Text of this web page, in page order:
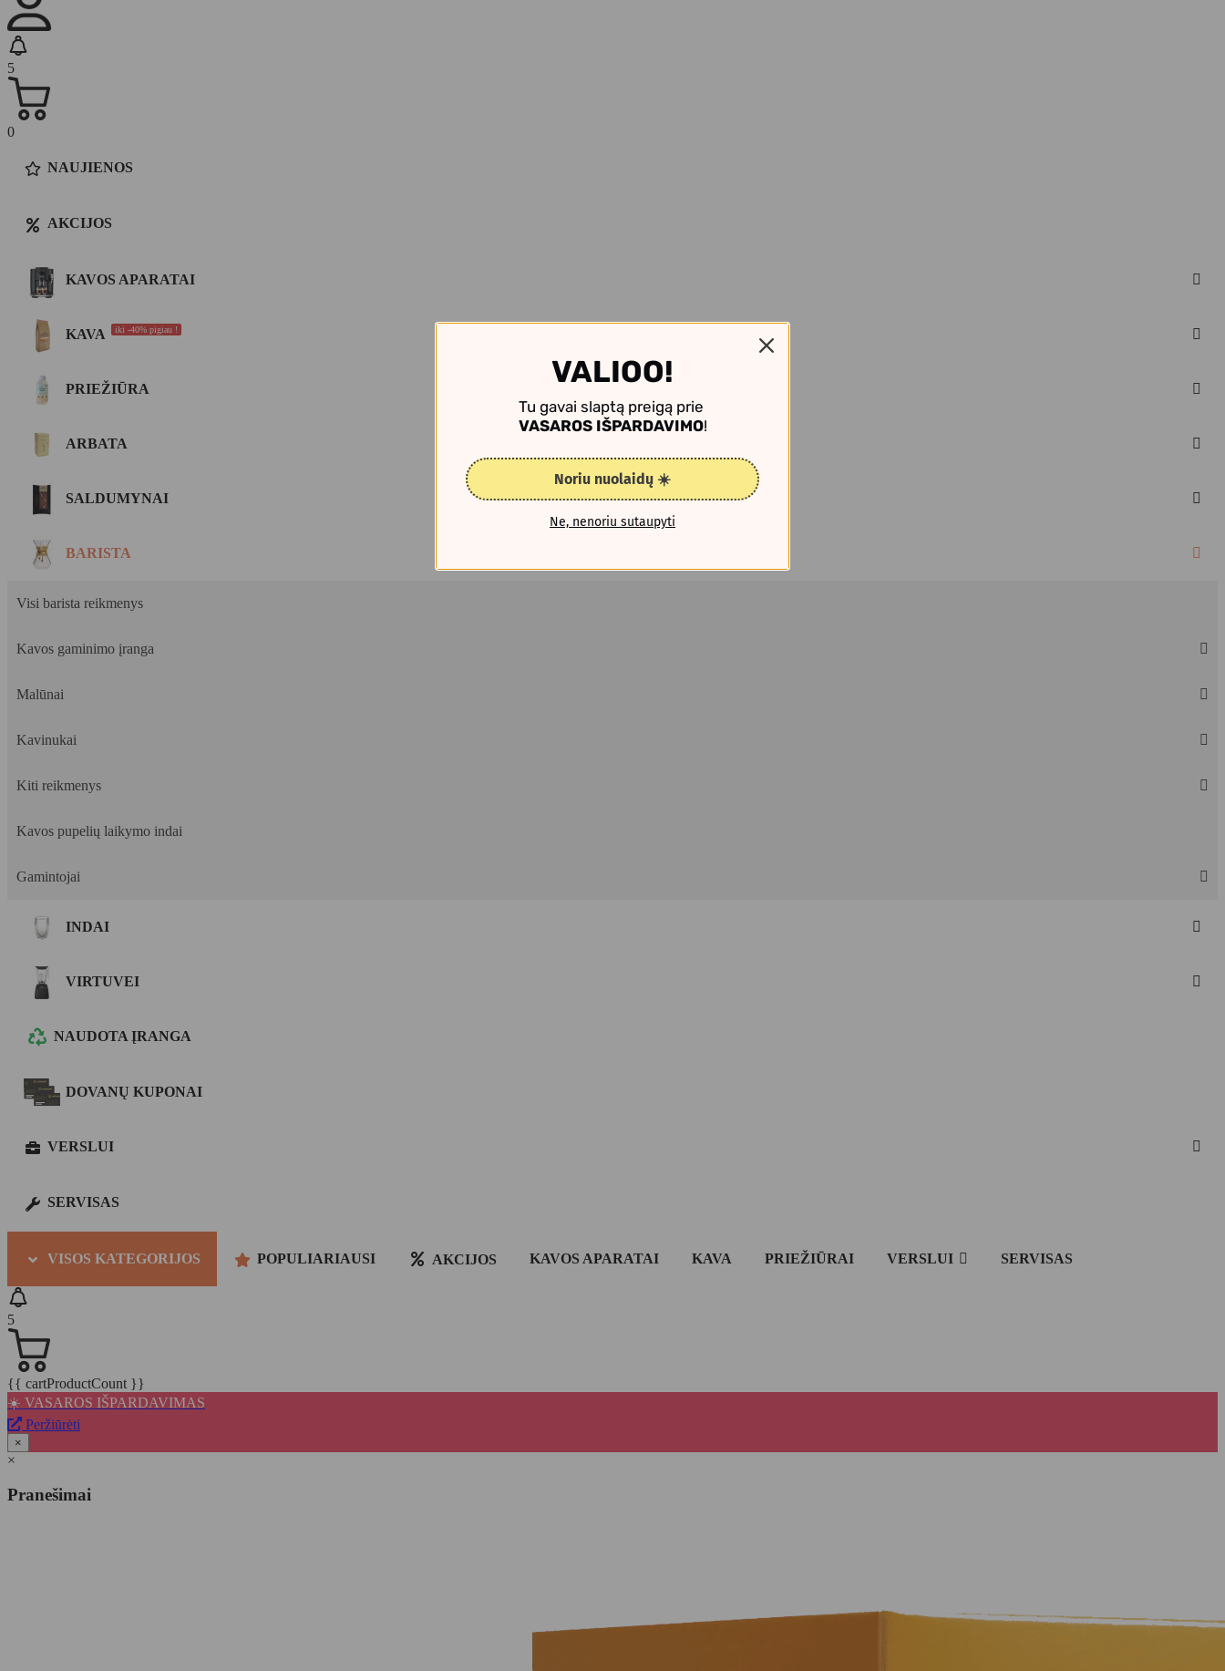
5
0
NAUJIENOS
AKCIJOS
KAVOS APARATAI
KAVA iki -40% pigiau !
PRIEŽIŪRA
ARBATA
SALDUMYNAI
BARISTA
Visi barista reikmenys
Kavos gaminimo įranga
Malūnai
Kavinukai
Kiti reikmenys
Kavos pupelių laikymo indai
Gamintojai
INDAI
VIRTUVEI
NAUDOTA ĮRANGA
DOVANŲ KUPONAI
VERSLUI
SERVISAS
VISOS KATEGORIJOS POPULIARIAUSI AKCIJOS KAVOS APARATAI KAVA PRIEŽIŪRAI VERSLUI SERVISAS
5
{{ cartProductCount }}
☀️ VASAROS IŠPARDAVIMAS
Peržiūrėti
×
×
Pranešimai
VALIOO!
Tu gavai slaptą preigą prie
VASAROS IŠPARDAVIMO!
Noriu nuolaidų ☀️
Ne, nenoriu sutaupyti